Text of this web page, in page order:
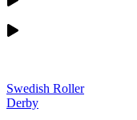
Swedish Roller
Derby